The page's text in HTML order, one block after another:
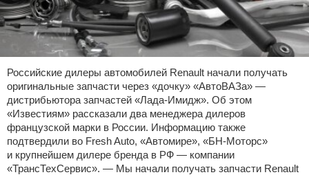
Российские дилеры автомобилей Renault начали получать
оригинальные запчасти через «дочку» «АвтоВАЗа» —
дистрибьютора запчастей «Лада-Имидж». Об этом
«Известиям» рассказали два менеджера дилеров
французской марки в России. Информацию также
подтвердили во Fresh Auto, «Автомире», «БН-Моторс»
и крупнейшем дилере бренда в РФ — компании
«ТрансТехСервис». — Мы начали получать запчасти Renault